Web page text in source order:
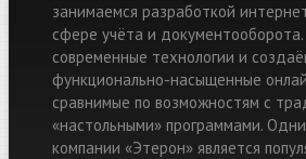
занимаемся разработкой
сфере учёта и
современные технологии и
функционально-насыщенные
сравнимые по возможностям с
«настольными» программами.
компании «Этерон» является